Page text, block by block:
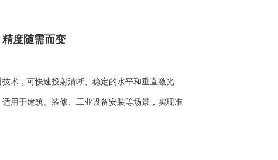
度随需而变
术，可快速投射清晰、稳定的水平和垂直激光
用于建筑、装修、工业设备安装等场景，实现准